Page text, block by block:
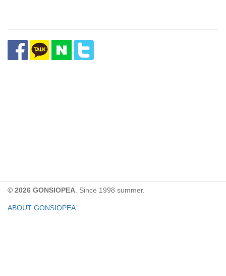
© 2026 GONSIOPEA . Since 1998 summer.
ABOUT GONSIOPEA